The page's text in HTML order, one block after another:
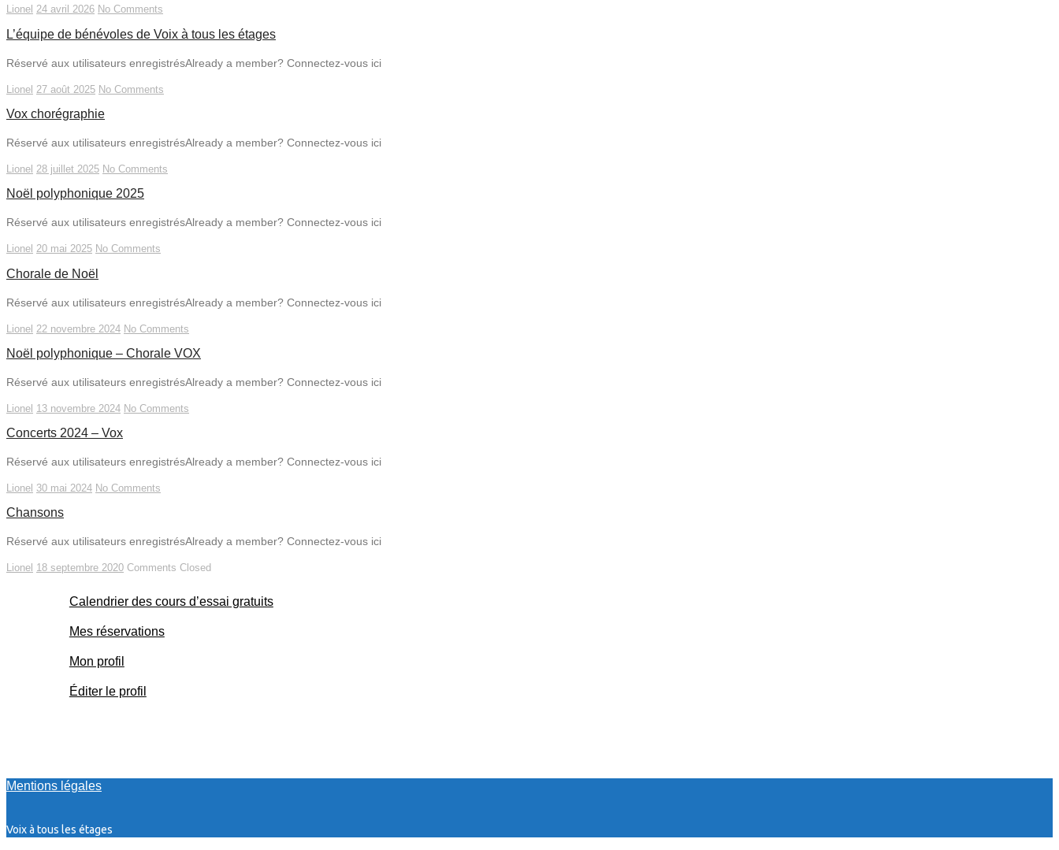
Lionel 24 avril 2026 No Comments
L’équipe de bénévoles de Voix à tous les étages
Réservé aux utilisateurs enregistrésAlready a member? Connectez-vous ici
Lionel 27 août 2025 No Comments
Vox chorégraphie
Réservé aux utilisateurs enregistrésAlready a member? Connectez-vous ici
Lionel 28 juillet 2025 No Comments
Noël polyphonique 2025
Réservé aux utilisateurs enregistrésAlready a member? Connectez-vous ici
Lionel 20 mai 2025 No Comments
Chorale de Noël
Réservé aux utilisateurs enregistrésAlready a member? Connectez-vous ici
Lionel 22 novembre 2024 No Comments
Noël polyphonique – Chorale VOX
Réservé aux utilisateurs enregistrésAlready a member? Connectez-vous ici
Lionel 13 novembre 2024 No Comments
Concerts 2024 – Vox
Réservé aux utilisateurs enregistrésAlready a member? Connectez-vous ici
Lionel 30 mai 2024 No Comments
Chansons
Réservé aux utilisateurs enregistrésAlready a member? Connectez-vous ici
Lionel 18 septembre 2020 Comments Closed
Calendrier des cours d’essai gratuits
Mes réservations
Mon profil
Éditer le profil
Mentions légales
Voix à tous les étages